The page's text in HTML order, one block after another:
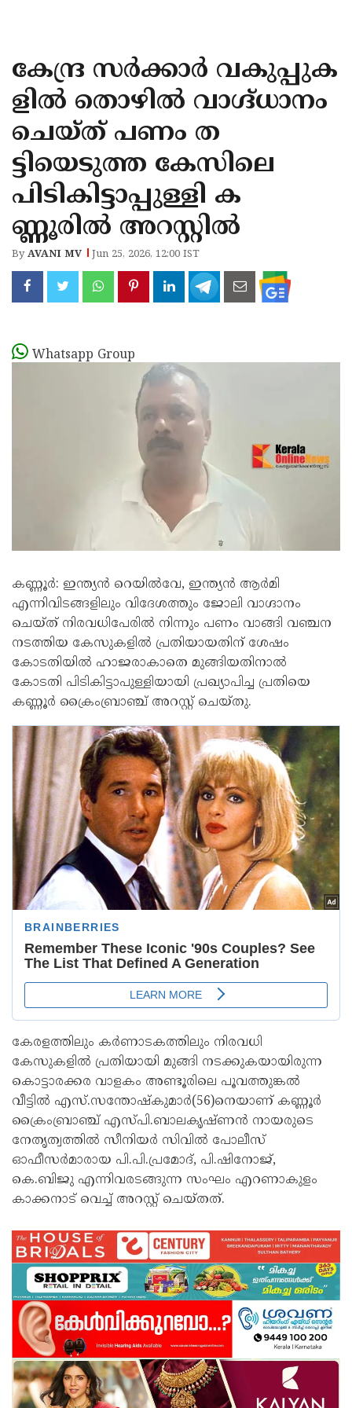
KANNUR
KASARAGOD
കേന്ദ്ര സർക്കാർ വകുപ്പുക
ളിൽ തൊഴിൽ വാഗ്ദ്ധാനം
ചെയ്ത് പണം ത
ട്ടിയെടുത്ത കേസിലെ
പിടികിട്ടാപ്പുള്ളി ക
ണ്ണൂരിൽ അറസ്റ്റിൽ
ByAVANI MV Jun 25, 2026, 12:00 IST
Whatsapp Group
കണ്ണൂര്‍: ഇന്ത്യന്‍ റെയില്‍വേ, ഇന്ത്യന്‍ ആര്‍മി
എന്നിവിടങ്ങളിലും വിദേശത്തും ജോലി വാഗ്ദാനം
ചെയ്ത് നിരവധിപേരില്‍ നിന്നും പണം വാങ്ങി വഞ്ചന
നടത്തിയ കേസുകളില്‍ പ്രതിയായതിന് ശേഷം
കോടതിയില്‍ ഹാജരാകാതെ മുങ്ങിയതിനാൽ
കോടതി പിടികിട്ടാപുള്ളിയായി പ്രഖ്യാപിച്ച പ്രതിയെ
കണ്ണൂര്‍ ക്രൈംബ്രാഞ്ച് അറസ്റ്റ് ചെയ്തു.
കേരളത്തിലും കര്‍ണാടകത്തിലും നിരവധി
കേസുകളില്‍ പ്രതിയായി മുങ്ങി നടക്കുകയായിരുന്ന
കൊട്ടാരക്കര വാളകം അണ്ടൂരിലെ പൂവത്തുങ്കല്‍
വീട്ടില്‍ എസ്.സന്തോഷ്‌കുമാര്‍(56)നെയാണ് കണ്ണൂര്‍
ക്രൈംബ്രാഞ്ച് എസ്പി.ബാലകൃഷ്ണന്‍ നായരുടെ
നേതൃത്വത്തില്‍ സീനിയര്‍ സിവില്‍ പോലീസ്
ഓഫീസര്‍മാരായ പി.പി.പ്രമോദ്, പി.ഷിനോജ്,
കെ.ബിജു എന്നിവരടങ്ങുന്ന സംഘം എറണാകുളം
കാക്കനാട് വെച്ച് അറസ്റ്റ് ചെയ്തത്.